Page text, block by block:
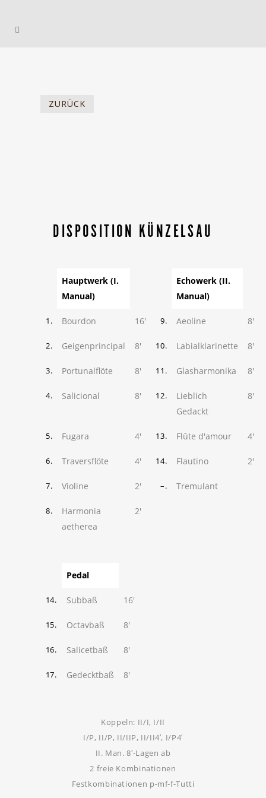
ZURÜCK
DISPOSITION KÜNZELSAU
Hauptwerk (I.
Manual)
Echowerk (II.
Manual)
1. Bourdon 16' 9. Aeoline 8'
2. Geigenprincipal 8' 10. Labialklarinette 8'
3. Portunalflöte 8' 11. Glasharmonika 8'
4. Salicional 8' 12.
Lieblich
Gedackt
8'
5. Fugara 4' 13. Flûte d'amour 4'
6. Traversflöte 4' 14. Flautino 2'
7. Violine 2' –. Tremulant
8.
Harmonia
aetherea
2'
Pedal
14. Subbaß 16'
15. Octavbaß 8'
16. Salicetbaß 8'
17. Gedecktbaß 8'
Koppeln: II/I, I/II
I/P, II/P, II/IIP, II/II4′, I/P4′
II. Man. 8′-Lagen ab
2 freie Kombinationen
Festkombinationen p-mf-f-Tutti